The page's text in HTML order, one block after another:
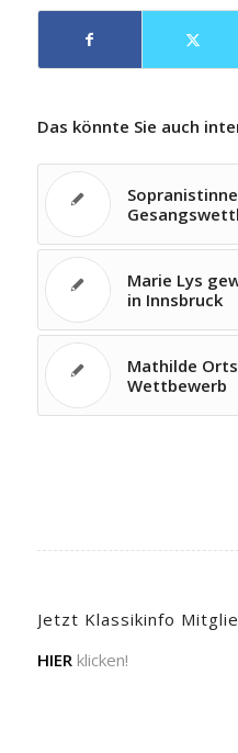
Das könnte Sie auch
Marie Lys
in Innsbruck
Mathilde
Wettbewerb
Jetzt Klassikinfo
HIER klicken!